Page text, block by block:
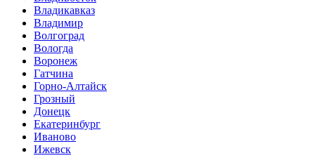
Владикавказ
Владимир
Волгоград
Вологда
Воронеж
Гатчина
Горно-Алтайск
Грозный
Донецк
Екатеринбург
Иваново
Ижевск